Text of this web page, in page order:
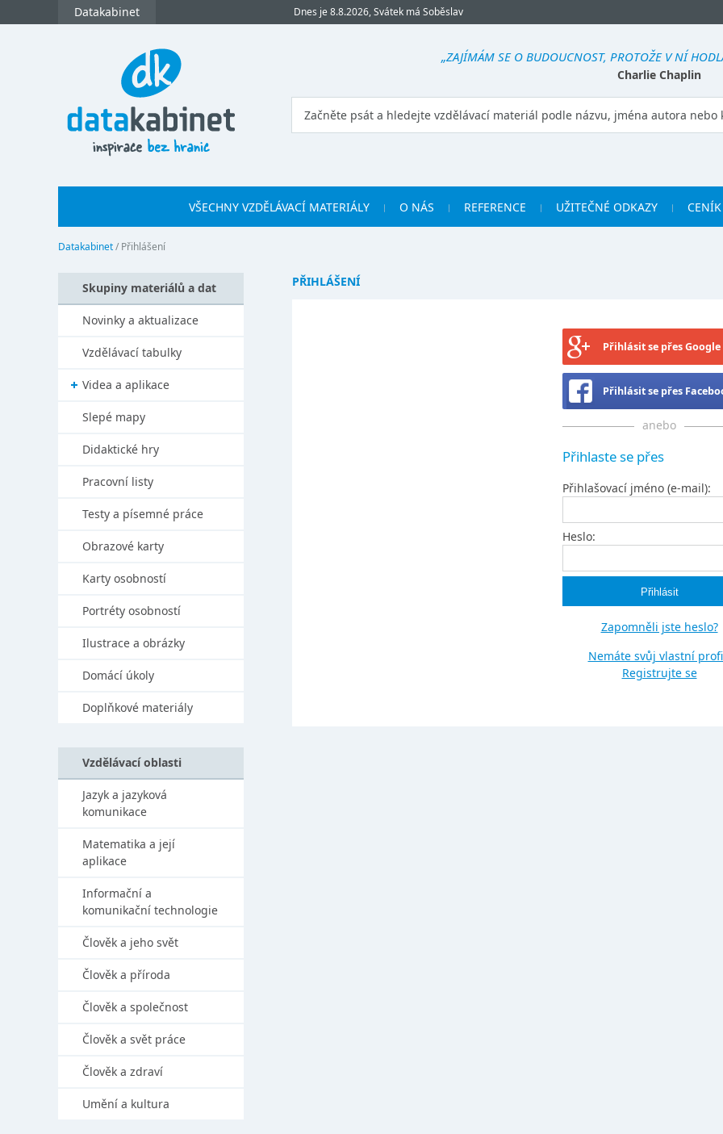
Datakabinet Dnes je 8.8.2026, Svátek má Soběslav
„ZAJÍMÁM SE O BUDOUCNOST, PROTOŽE V NÍ
Charlie Chaplin
VŠECHNY VZDĚLÁVACÍ MATERIÁLY O NÁS REFERENCE UŽITEČNÉ ODKAZY
Datakabinet/ Přihlášení
PŘIHLÁŠENÍ
Přihlásit se přes Google
Přihlásit se přes
anebo
Přihlaste se přes
Přihlašovací jméno (e-mail):
Heslo:
Zapomněli jste heslo?
Nemáte svůj vlastní
Registrujte se
Skupiny materiálů a dat
Novinky a aktualizace
Vzdělávací tabulky
Videa a aplikace
Slepé mapy
Didaktické hry
Pracovní listy
Testy a písemné práce
Obrazové karty
Karty osobností
Portréty osobností
Ilustrace a obrázky
Domácí úkoly
Doplňkové materiály
Vzdělávací oblasti
Jazyk a jazyková
komunikace
Matematika a její
aplikace
Informační a
komunikační technologie
Člověk a jeho svět
Člověk a příroda
Člověk a společnost
Člověk a svět práce
Člověk a zdraví
Umění a kultura